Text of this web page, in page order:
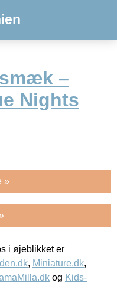
–
Nights
»
i øjeblikket er
, Miniature.dk,
og Kids-